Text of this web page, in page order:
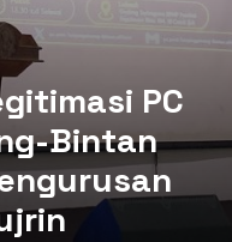
PC
Bintan